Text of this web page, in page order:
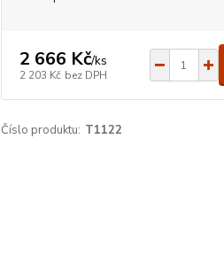
2 666 Kč/ks
2 203 Kč bez DPH
Číslo produktu: T1122